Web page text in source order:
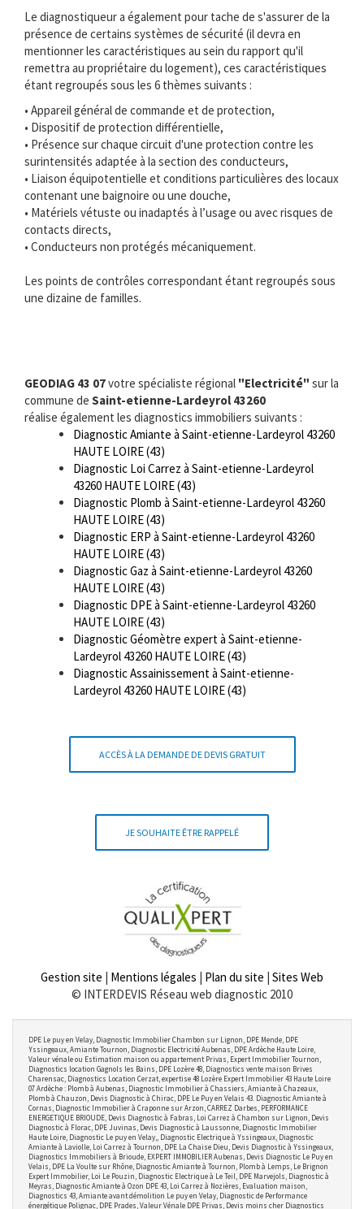
Le diagnostiqueur a également pour tache de s'assurer de la
présence de certains systèmes de sécurité (il devra en
mentionner les caractéristiques au sein du rapport qu'il
remettra au propriétaire du logement), ces caractéristiques
étant regroupés sous les 6 thèmes suivants :
• Appareil général de commande et de protection,
• Dispositif de protection différentielle,
• Présence sur chaque circuit d'une protection contre les
surintensités adaptée à la section des conducteurs,
• Liaison équipotentielle et conditions particulières des locaux
contenant une baignoire ou une douche,
• Matériels vétuste ou inadaptés à l’usage ou avec risques de
contacts directs,
• Conducteurs non protégés mécaniquement.
Les points de contrôles correspondant étant regroupés sous
une dizaine de familles.
GEODIAG 43 07votre spécialiste régional "Electricité" sur la
commune de Saint-etienne-Lardeyrol 43260
réalise également les diagnostics immobiliers suivants :
Diagnostic Amiante à Saint-etienne-Lardeyrol 43260
HAUTE LOIRE (43)
Diagnostic Loi Carrez à Saint-etienne-Lardeyrol
43260 HAUTE LOIRE (43)
Diagnostic Plomb à Saint-etienne-Lardeyrol 43260
HAUTE LOIRE (43)
Diagnostic ERP à Saint-etienne-Lardeyrol 43260
HAUTE LOIRE (43)
Diagnostic Gaz à Saint-etienne-Lardeyrol 43260
HAUTE LOIRE (43)
Diagnostic DPE à Saint-etienne-Lardeyrol 43260
HAUTE LOIRE (43)
Diagnostic Géomètre expert à Saint-etienne-
Lardeyrol 43260 HAUTE LOIRE (43)
Diagnostic Assainissement à Saint-etienne-
Lardeyrol 43260 HAUTE LOIRE (43)
ACCÈS À LA DEMANDE DE DEVIS GRATUIT
JE SOUHAITE ÊTRE RAPPELÉ
Gestion site | Mentions légales | Plan du site | Sites Web
© INTERDEVIS Réseau web diagnostic 2010
DPE Le puy en Velay, Diagnostic Immobilier Chambon sur Lignon, DPE Mende, DPE
Yssingeaux, Amiante Tournon, Diagnostic Electricité Aubenas, DPE Ardèche Haute Loire,
Valeur vénale ou Estimation maison ou appartement Privas, Expert Immobilier Tournon,
Diagnostics location Gagnols les Bains, DPE Lozère 48, Diagnostics vente maison Brives
Charensac, Diagnostics Location Cerzat, expertise 48 Lozère Expert Immobilier 43 Haute Loire
07 Ardèche : Plomb à Aubenas, Diagnostic Immobilier à Chassiers, Amiante à Chazeaux,
Plomb à Chauzon, Devis Diagnostic à Chirac, DPE Le Puy en Velais 43. Diagnostic Amiante à
Cornas, Diagnostic Immobilier à Craponne sur Arzon, CARREZ Darbes, PERFORMANCE
ENERGETIQUE BRIOUDE, Devis Diagnostic à Fabras, Loi Carrez à Chambon sur Lignon, Devis
Diagnostic à Florac, DPE Juvinas, Devis Diagnostic à Laussonne, Diagnostic Immobilier
Haute Loire, Diagnostic Le puy en Velay,, Diagnostic Electrique à Yssingeaux, Diagnostic
Amiante à Laviolle, Loi Carrez à Tournon, DPE La Chaise Dieu, Devis Diagnostic à Yssingeaux,
Diagnostics Immobiliers à Brioude, EXPERT IMMOBILIER Aubenas, Devis Diagnostic Le Puy en
Velais, DPE La Voulte sur Rhône, Diagnostic Amiante à Tournon, Plomb à Lemps, Le Brignon
Expert Immobilier, Loi Le Pouzin, Diagnostic Electrique à Le Teil, DPE Marvejols, Diagnostic à
Meyras, Diagnostic Amiante à Ozon DPE 43, Loi Carrez à Nozières, Evaluation maison,
Diagnostics 43, Amiante avant démolition Le puy en Velay, Diagnostic de Performance
énergétique Polignac, DPE Prades, Valeur Vénale DPE Privas, Devis moins cher Diagnostics